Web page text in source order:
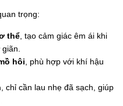
trọng:
thể, tạo cảm giác êm ái khi
hôi, phù hợp với khí hậu
, chỉ cần lau nhẹ đã sạch, giúp